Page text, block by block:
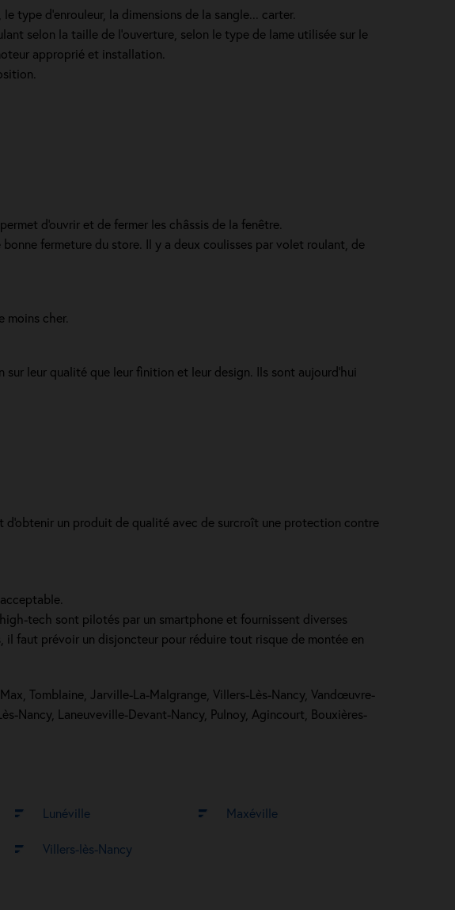
type d’enrouleur, la dimensions de la sangle... carter.
selon la taille de l’ouverture, selon le type de lame utilisée sur le
approprié et installation.
d'ouvrir et de fermer les châssis de la fenêtre.
fermeture du store. Il y a deux coulisses par volet roulant, de
moins cher.
leur qualité que leur finition et leur design. Ils sont aujourd'hui
un produit de qualité avec de surcroît une protection contre
tech sont pilotés par un smartphone et fournissent diverses
faut prévoir un disjoncteur pour réduire tout risque de montée en
Tomblaine, Jarville-La-Malgrange, Villers-Lès-Nancy, Vandœuvre-
Nancy, Laneuveville-Devant-Nancy, Pulnoy, Agincourt, Bouxières-
Lunéville Maxéville
Villers-lès-Nancy